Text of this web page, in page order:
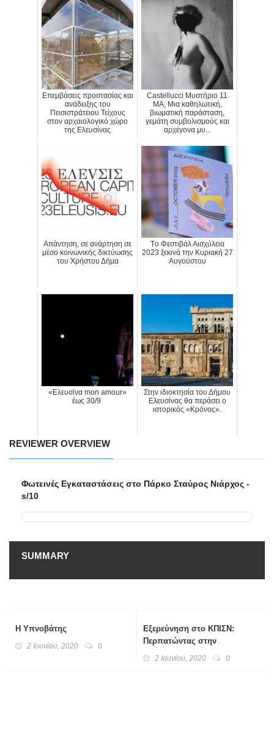
Επεμβάσεις προστασίας και
ανάδειξης του
Πεισιστράτειου Τείχους
στον αρχαιολογικό χώρο
της Ελευσίνας
Castellucci Μυστήριο 11
MA, Μια καθηλωτική,
βιωματική παράσταση,
γεμάτη συμβολισμούς και
αρχέγονα μυ...
Απάντηση, σε ανάρτηση σε
μέσο κοινωνικής δικτύωσης
του Χρήστου Δήμα
Tο Φεστιβάλ Αισχύλεια
2023 ξεκινά την Κυριακή 27
Αυγούστου
«Ελευσίνα mon amour»
έως 30/9
Στην ιδιοκτησία του Δήμου
Ελευσίνας θα περάσει ο
ιστορικός «Κρόνος».
REVIEWER OVERVIEW
Φωτεινές Εγκαταστάσεις στο Πάρκο Σταύρος Νιάρχος -
s/10
SUMMARY
Η Υπνοβάτης
2 Ιουνίου, 2020 0
Εξερεύνηση στο ΚΠΙΣΝ:
Περπατώντας στην
Αρχιτεκτονική
2 Ιουνίου, 2020 0